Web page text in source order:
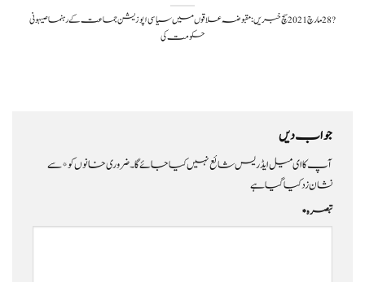
?️ 28 مارچ 2021سچ خبریں:مقبوضہ علاقوں میں سیاسی اپوزیشن جماعت کے رہنما صیہونی
حکومت کی
جواب دیں
آپ کا ای میل ایڈریس شائع نہیں کیا جائے گا۔ضروری خانوں کو*سے
نشان زد کیا گیا ہے
تبصرہ*